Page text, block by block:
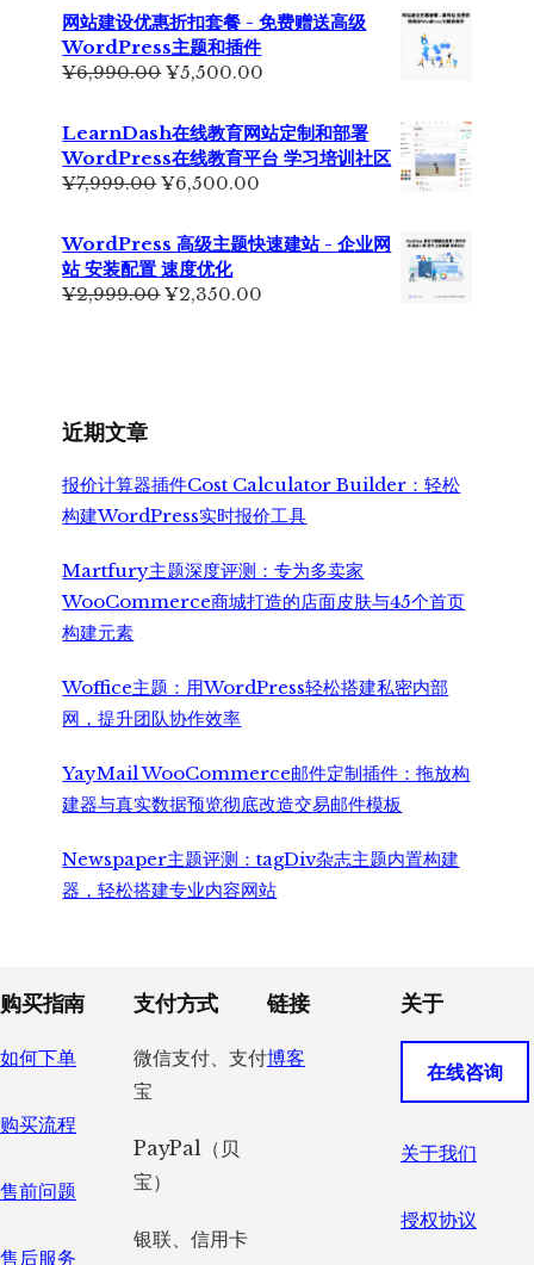
网站建设优惠折扣套餐 - 免费赠送高级
WordPress主题和插件
¥6,990.00原
为：
¥6,990.00。
¥5,500.00
价
格
为：
LearnDash在线教育网站定制和部署
WordPress在线教育平台 学习培训社区
¥7,999.00原
为：
¥7,999.00。
¥6,500.00
价
格
WordPress 高级主题快速建站 - 企业网
站 安装配置 速度优化
¥2,999.00原
¥2,350.00
近期文章
报价计算器插件Cost Calculator Builder：轻松
构建WordPress实时报价工具
Martfury主题深度评测：专为多卖家
WooCommerce商城打造的店面皮肤与45个首页
构建元素
Woffice主题：用WordPress轻松搭建私密内部
网，提升团队协作效率
YayMail WooCommerce邮件定制插件：拖放构
建器与真实数据预览彻底改造交易邮件模板
Newspaper主题评测：tagDiv杂志主题内置构建
器，轻松搭建专业内容网站
Footer
购买指南
如何下单
购买流程
售前问题
售后服务
支付方式
微信支付、支付
宝
PayPal（贝
宝）
银联、信用卡
链接
博客
关于
在线咨询
关于我们
授权协议